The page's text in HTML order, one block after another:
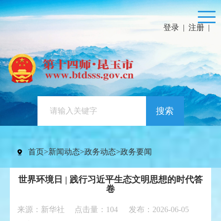
登录 | 注册 |
搜索
首页>新闻动态>政务动态>政务要闻
世界环境日 | 践行习近平生态文明思想的时代答
卷
来源：新华社 点击量： 104
发布：2026-06-05